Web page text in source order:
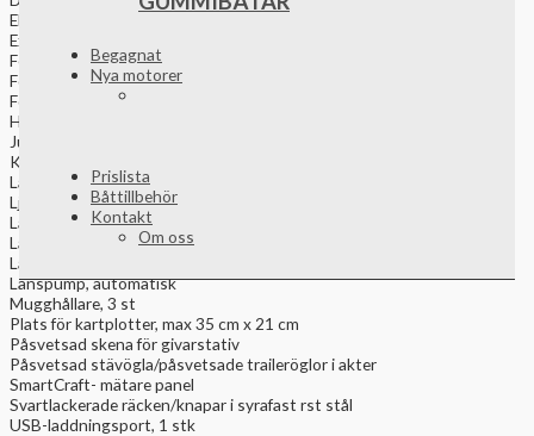
Begagnat
Nya motorer
Prislista
Båttillbehör
Kontakt
Om oss
Eldsläckare
Extra förstärkt köl Fast bränsletank 73 l
Fenderhållare, 2 st
Förberedd för el-motor i fram
Förberedd för trimplan
Hastighetskontroll för trolling
Justerbara (höjd/längd) offshore stolar inkl stolöverdrag
Kapellgarage, löstagbar
Lanternor
Ljudisolerat skrov och däck
Låsbar handskfack
Låsbar stor stuvutrymme och 12 V uttag för kylbox i bb konsoll
Låsbar stuvfack under durk, 180 cm x 51 cm x 27 cm
Länspump, automatisk
Mugghållare, 3 st
Plats för kartplotter, max 35 cm x 21 cm
Påsvetsad skena för givarstativ
Påsvetsad stävögla/påsvetsade traileröglor i akter
SmartCraft- mätare panel
Svartlackerade räcken/knapar i syrafast rst stål
USB-laddningsport, 1 stk